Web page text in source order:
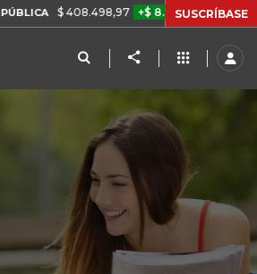
$ 408.498,97 +$ 8.753,81 +2,19% TASA
SUSCRÍBASE